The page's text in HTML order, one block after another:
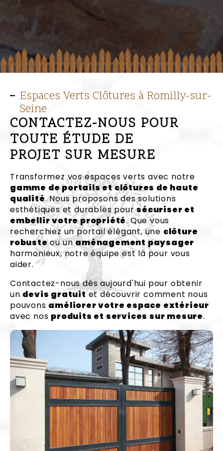
Espaces Verts Clôtures à Romilly-sur-
Seine
CONTACTEZ-NOUS POUR
TOUTE ÉTUDE DE
PROJET SUR MESURE
Transformez vos espaces verts avec notre
gamme de portails et clôtures de haute
qualité. Nous proposons des solutions
esthétiques et durables poursécuriser et
embellir votre propriété. Que vous
recherchiez un portail élégant, une clôture
robusteou unaménagement paysager
harmonieux, notre équipe est là pour vous
aider.
Contactez-nous dès aujourd'hui pour obtenir
un devis gratuitet découvrir comment nous
pouvons améliorer votre espace extérieur
avec nos produits et services sur mesure.